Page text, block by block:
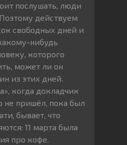
послушать, люди
действуем
свободных дней и
нибудь
которого
может ли он
из этих дней.
когда докладчик
не пришёл, пока был
бывает, что
11 марта была
про кофе.